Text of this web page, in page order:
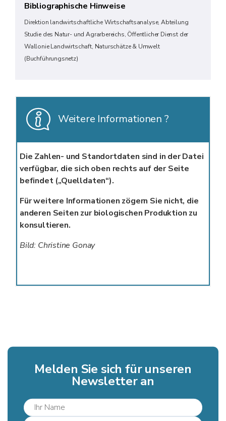
Bibliographische Hinweise
Direktion landwirtschaftliche Wirtschaftsanalyse, Abteilung
Studie des Natur- und Agrarbereichs, Öffentlicher Dienst der
Wallonie Landwirtschaft, Naturschätze & Umwelt
(Buchführungsnetz)
Weitere Informationen ?
Die Zahlen- und Standortdaten sind in der Datei
verfügbar, die sich oben rechts auf der Seite
befindet („Quelldaten“).
Für weitere Informationen zögern Sie nicht, die
anderen Seiten zur biologischen Produktion zu
konsultieren.
Bild: Christine Gonay
Melden Sie sich für unseren
Newsletter an